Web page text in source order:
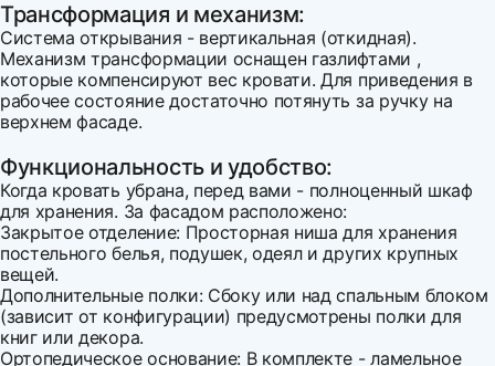
Трансформация и механизм:
Система открывания - вертикальная (откидная).
Механизм трансформации оснащен газлифтами ,
которые компенсируют вес кровати. Для приведения в
рабочее состояние достаточно потянуть за ручку на
верхнем фасаде.
Функциональность и удобство:
Когда кровать убрана, перед вами - полноценный шкаф
для хранения. За фасадом расположено:
Закрытое отделение: Просторная ниша для хранения
постельного белья, подушек, одеял и других крупных
вещей.
Дополнительные полки: Сбоку или над спальным блоком
(зависит от конфигурации) предусмотрены полки для
книг или декора.
Ортопедическое основание: В комплекте - ламельное